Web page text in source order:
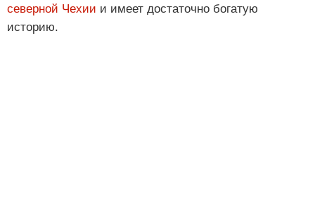
северной Чехии и имеет достаточно богатую
историю.